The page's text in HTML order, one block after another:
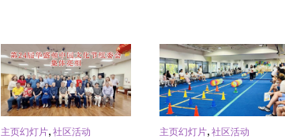
主页幻灯片, 社区活动 主页幻灯片, 社区活动